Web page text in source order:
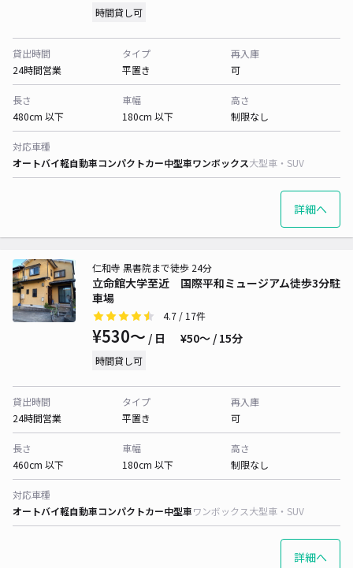
時間貸し可
貸出時間
24時間営業
タイプ
平置き
再入庫
可
長さ
480cm 以下
車幅
180cm 以下
高さ
制限なし
対応車種
オートバイ軽自動車コンパクトカー中型車ワンボックス大型車・SUV
詳細へ
立命館大学至近 国際平和ミュージアム徒歩3分駐
車場
仁和寺 黒書院まで徒歩 24分
4.7 / 17件
¥530〜 / 日 ¥50〜 / 15分
時間貸し可
貸出時間
24時間営業
タイプ
平置き
再入庫
可
長さ
460cm 以下
車幅
180cm 以下
高さ
制限なし
対応車種
オートバイ軽自動車コンパクトカー中型車ワンボックス大型車・SUV
詳細へ